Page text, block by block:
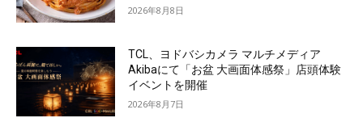
2026年8月8日
TCL、ヨドバシカメラ マルチメディア
Akibaにて「お盆 大画面体感祭」店頭体験
イベントを開催
2026年8月7日